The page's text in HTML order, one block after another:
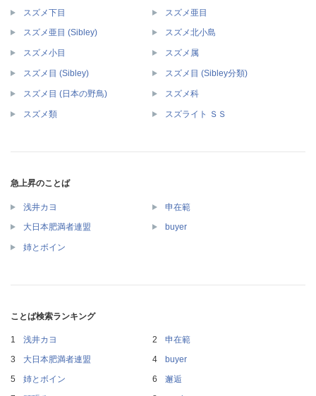
スズメ下目 スズメ亜目
スズメ亜目 (Sibley) スズメ北小島
スズメ小目 スズメ属
スズメ目 (Sibley) スズメ目 (Sibley分類)
スズメ目 (日本の野鳥) スズメ科
スズメ類 スズライト ＳＳ
急上昇のことば
浅井カヨ 申在範
大日本肥満者連盟 buyer
姉とボイン
ことば検索ランキング
浅井カヨ
申在範
大日本肥満者連盟
buyer
姉とボイン
邂逅